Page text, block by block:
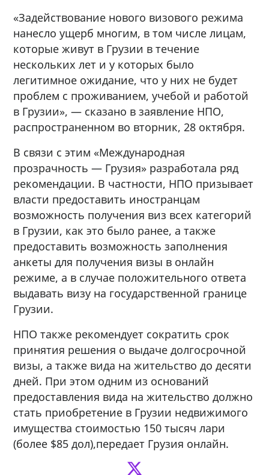
«Задействование нового визового режима
нанесло ущерб многим, в том числе лицам,
которые живут в Грузии в течение
нескольких лет и у которых было
легитимное ожидание, что у них не будет
проблем с проживанием, учебой и работой
в Грузии», — сказано в заявление НПО,
распространенном во вторник, 28 октября.
В связи с этим «Международная
прозрачность — Грузия» разработала ряд
рекомендации. В частности, НПО призывает
власти предоставить иностранцам
возможность получения виз всех категорий
в Грузии, как это было ранее, а также
предоставить возможность заполнения
анкеты для получения визы в онлайн
режиме, а в случае положительного ответа
выдавать визу на государственной границе
Грузии.
НПО также рекомендует сократить срок
принятия решения о выдаче долгосрочной
визы, а также вида на жительство до десяти
дней. При этом одним из оснований
предоставления вида на жительство должно
стать приобретение в Грузии недвижимого
имущества стоимостью 150 тысяч лари
(более $85 дол),передает Грузия онлайн.